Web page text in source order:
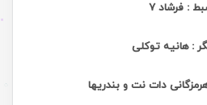
: فرشاد 7
:هانیه توکلی
دات نت و بندریها